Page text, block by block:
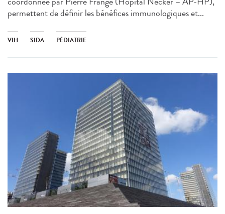
permettent de définir les bénéfices immunologiques et...
VIH SIDA PÉDIATRIE